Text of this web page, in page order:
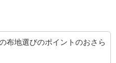
布地選びのポイントのおさら